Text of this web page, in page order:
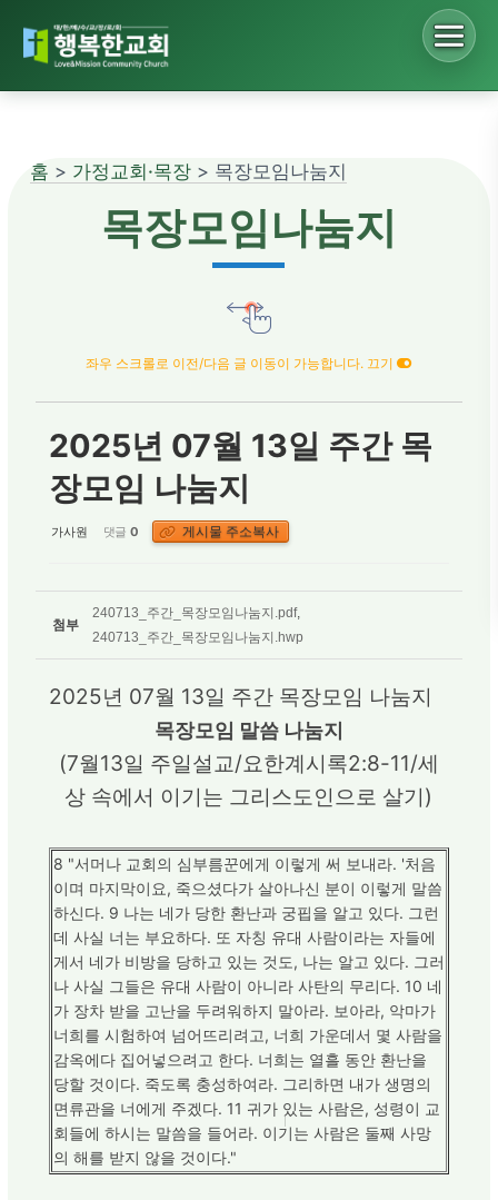
홈 > 가정교회·목장> 목장모임나눔지
목장모임나눔지
좌우 스크롤로 이전/다음 글 이동이 가능합니다. 끄기
2025년 07월 13일 주간 목
장모임 나눔지
가사원 댓글 0 게시물 주소복사
첨부
240713_주간_목장모임나눔지.pdf,
240713_주간_목장모임나눔지.hwp
2025년 07월 13일 주간 목장모임 나눔지
목장모임 말씀 나눔지
(7월13일 주일설교/요한계시록2:8-11/세
상 속에서 이기는 그리스도인으로 살기)
8 "서머나 교회의 심부름꾼에게 이렇게 써 보내라. '처음
이며 마지막이요, 죽으셨다가 살아나신 분이 이렇게 말씀
하신다. 9 나는 네가 당한 환난과 궁핍을 알고 있다. 그런
데 사실 너는 부요하다. 또 자칭 유대 사람이라는 자들에
게서 네가 비방을 당하고 있는 것도, 나는 알고 있다. 그러
나 사실 그들은 유대 사람이 아니라 사탄의 무리다. 10 네
가 장차 받을 고난을 두려워하지 말아라. 보아라, 악마가
너희를 시험하여 넘어뜨리려고, 너희 가운데서 몇 사람을
감옥에다 집어넣으려고 한다. 너희는 열흘 동안 환난을
당할 것이다. 죽도록 충성하여라. 그리하면 내가 생명의
면류관을 너에게 주겠다. 11 귀가 있는 사람은, 성령이 교
회들에 하시는 말씀을 들어라. 이기는 사람은 둘째 사망
의 해를 받지 않을 것이다."
Sketchbook5, 스케치북5
Sketchbook5, 스케치북5